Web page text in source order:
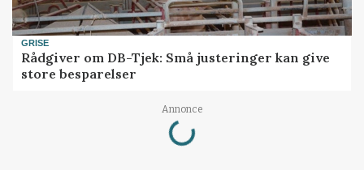
GRISE
Rådgiver om DB-Tjek: Små justeringer kan give
store besparelser
Annonce
Loading...